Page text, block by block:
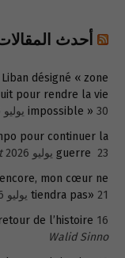
أحدث
désigné « zone
pour rendre la vie
impossible » 30 يوليو 2026
pour continuer la
guerre 23 يوليو 2026
mon cœur ne
tiendra pas» 21 يوليو 2026
de l’histoire 16 يوليو 2026
Walid Sinno